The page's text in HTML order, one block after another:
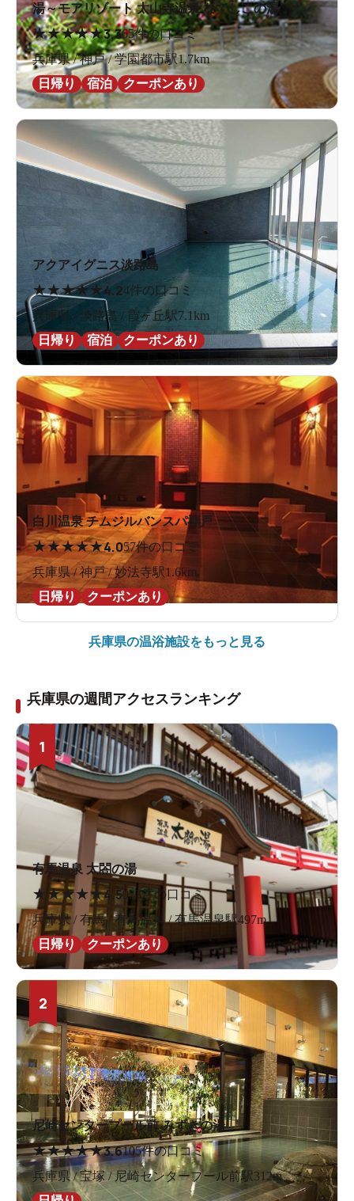
湯～モアリゾート 太山寺温泉 なでしこの湯
★★★★★3.365件の口コミ
兵庫県 / 神戸 / 学園都市駅1.7km
日帰り
宿泊 クーポンあり
アクアイグニス淡路島
★★★★★4.24件の口コミ
兵庫県 / 淡路島 / 霞ヶ丘駅7.1km
日帰り
宿泊 クーポンあり
白川温泉 チムジルバンスパ神戸
★★★★★4.057件の口コミ
兵庫県 / 神戸 / 妙法寺駅1.6km
日帰り
クーポンあり
兵庫県の温浴施設をもっと見る
兵庫県の週間アクセスランキング
1
有馬温泉 太閤の湯
★ ★★★★4.5923件の口コミ
兵庫県 / 有馬 / 有馬温泉 / 有馬温泉駅497m
日帰り
クーポンあり
2
尼崎センタープール前 みずきの湯
★★★★★3.6105件の口コミ
兵庫県 / 宝塚 / 尼崎センタープール前駅312m